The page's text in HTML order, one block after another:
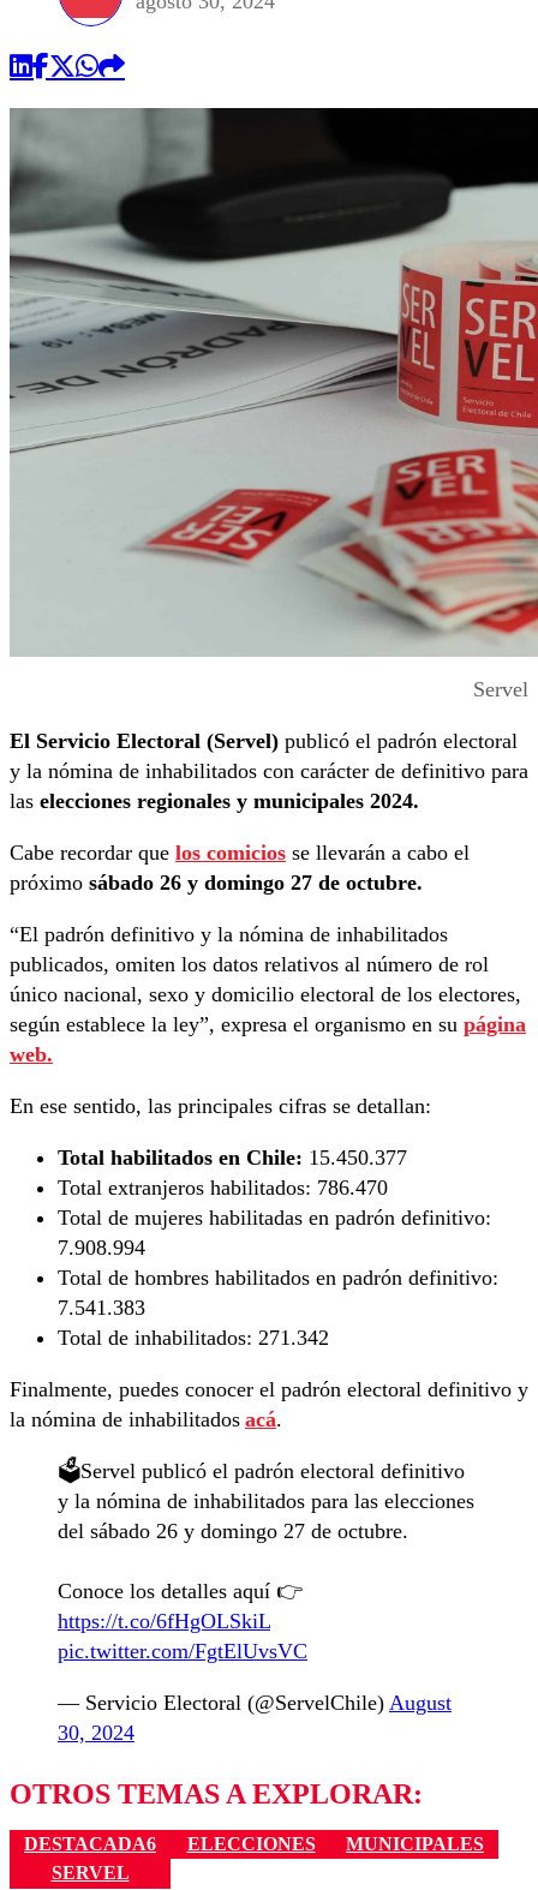
Servel
El Servicio Electoral (Servel) publicó el padrón electoral
y la nómina de inhabilitados con carácter de definitivo para
las elecciones regionales y municipales 2024.
Cabe recordar que los comicios se llevarán a cabo el
próximo sábado 26 y domingo 27 de octubre.
“El padrón definitivo y la nómina de inhabilitados
publicados, omiten los datos relativos al número de rol
único nacional, sexo y domicilio electoral de los electores,
según establece la ley”, expresa el organismo en su página
web.
En ese sentido, las principales cifras se detallan:
Total habilitados en Chile: 15.450.377
Total extranjeros habilitados: 786.470
Total de mujeres habilitadas en padrón definitivo:
7.908.994
Total de hombres habilitados en padrón definitivo:
7.541.383
Total de inhabilitados: 271.342
Finalmente, puedes conocer el padrón electoral definitivo y
la nómina de inhabilitados acá.
🗳️Servel publicó el padrón electoral definitivo
y la nómina de inhabilitados para las elecciones
del sábado 26 y domingo 27 de octubre.
Conoce los detalles aquí 👉
https://t.co/6fHgOLSkiL
pic.twitter.com/FgtElUvsVC
— Servicio Electoral (@ServelChile) August
30, 2024
OTROS TEMAS A EXPLORAR:
DESTACADA6 ELECCIONES
MUNICIPALES
SERVEL